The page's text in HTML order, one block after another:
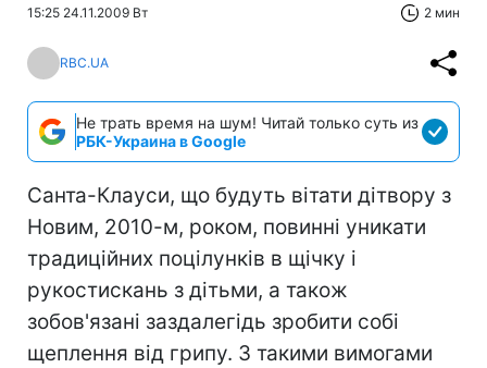
15:25 24.11.2009 Вт 2 мин
RBC.UA
Не трать время на шум! Читай только суть из
РБК-Украина в Google
Санта-Клауси, що будуть вітати дітвору з
Новим, 2010-м, роком, повинні уникати
традиційних поцілунків в щічку і
рукостискань з дітьми, а також
зобов'язані заздалегідь зробити собі
щеплення від грипу. З такими вимогами